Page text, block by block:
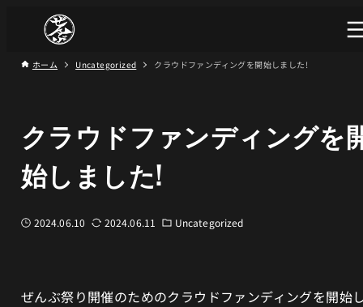
ホーム Uncategorized クラウドファンディングを開始しました!
クラウドファンディングを
始しました!
2024.06.10 2024.06.11 Uncategorized
ぜんぶ祭り開催のためのクラウドファンディングを開始